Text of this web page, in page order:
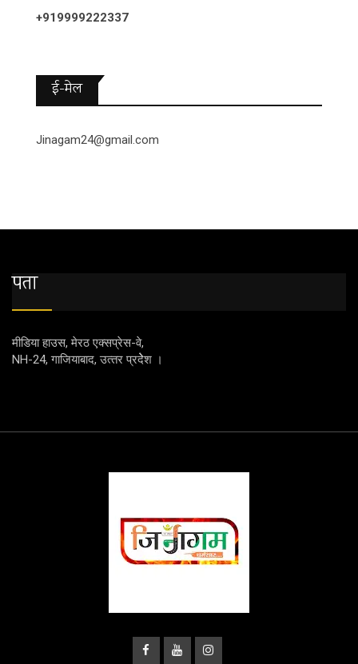
+919999222337
ई-मेल
Jinagam24@gmail.com
पता
मीडिया हाउस, मेरठ एक्‍सप्रेस-वे,
NH-24, गाजियाबाद, उत्‍तर प्रदेेेेश ।